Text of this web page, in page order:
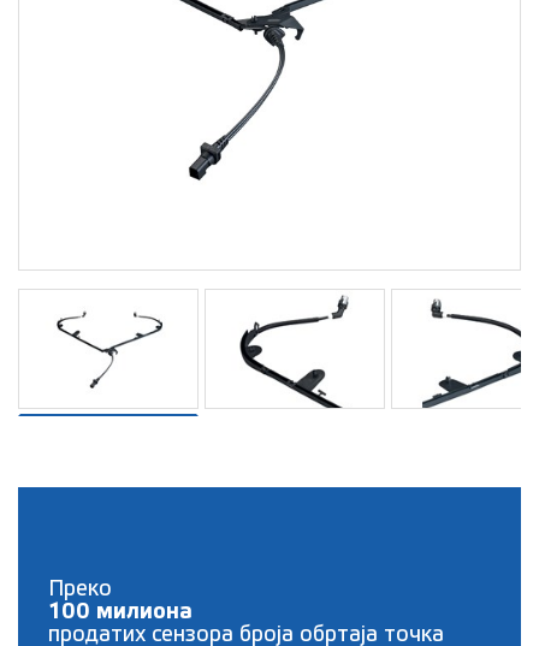
Преко
100 милиона
продатих сензора броја обртаја точка